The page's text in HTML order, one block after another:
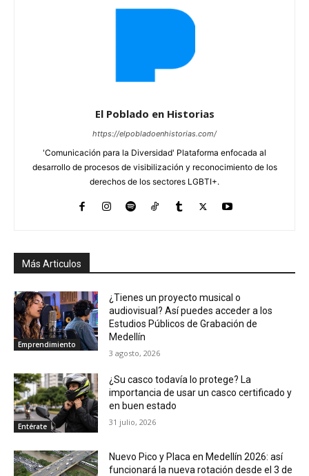
El Poblado en Historias
https://elpobladoenhistorias.com/
'Comunicación para la Diversidad' Plataforma enfocada al
desarrollo de procesos de visibilización y reconocimiento de los
derechos de los sectores LGBTI+.
Más Articulos
Emprendimiento
¿Tienes un proyecto musical o
audiovisual? Así puedes acceder a los
Estudios Públicos de Grabación de
Medellín
3 agosto, 2026
Entérate
¿Su casco todavía lo protege? La
importancia de usar un casco certificado y
en buen estado
31 julio, 2026
Nuevo Pico y Placa en Medellín 2026: así
funcionará la nueva rotación desde el 3 de